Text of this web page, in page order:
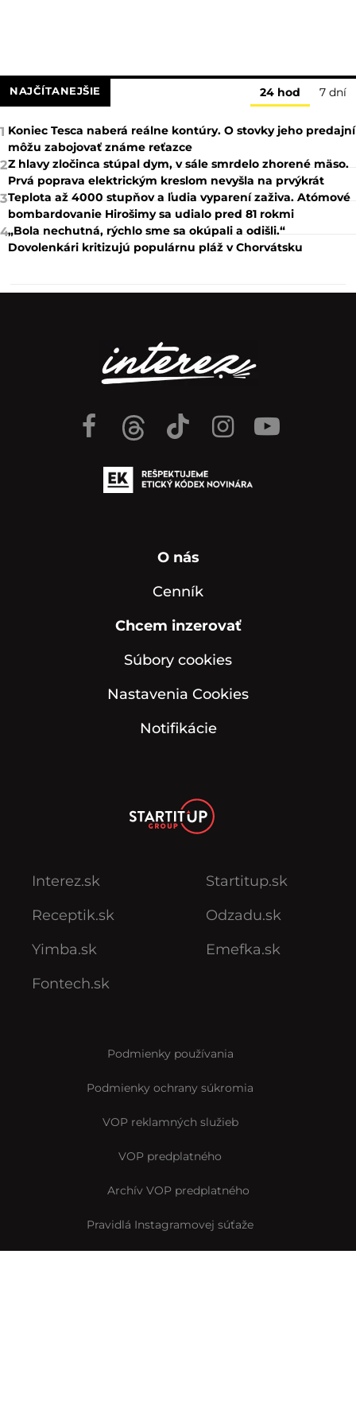
NAJČÍTANEJŠIE 24 hod 7 dní
1 Koniec Tesca naberá reálne kontúry. O stovky jeho predajní
môžu zabojovať známe reťazce
2Z hlavy zločinca stúpal dym, v sále smrdelo zhorené mäso.
Prvá poprava elektrickým kreslom nevyšla na prvýkrát
3Teplota až 4000 stupňov a ľudia vyparení zaživa. Atómové
bombardovanie Hirošimy sa udialo pred 81 rokmi
4„Bola nechutná, rýchlo sme sa okúpali a odišli.“
Dovolenkári kritizujú populárnu pláž v Chorvátsku
O nás
Cenník
Chcem inzerovať
Súbory cookies
Nastavenia Cookies
Notifikácie
Interez.sk
Receptik.sk
Yimba.sk
Fontech.sk
Startitup.sk
Odzadu.sk
Emefka.sk
Podmienky používania
Podmienky ochrany súkromia
VOP reklamných služieb
VOP predplatného
Archív VOP predplatného
Pravidlá Instagramovej súťaže